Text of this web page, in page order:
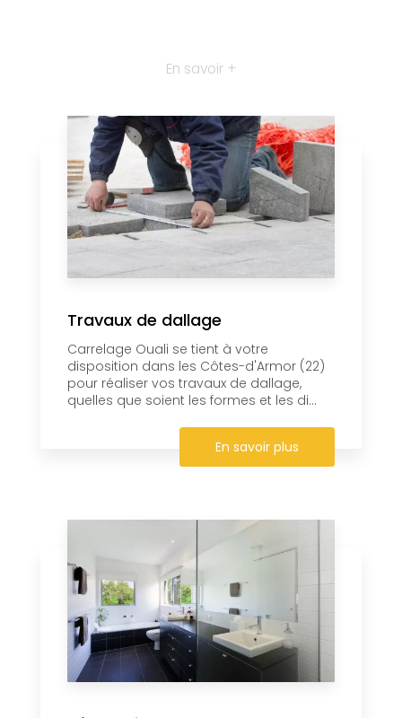
En savoir +
Travaux de dallage
Carrelage Ouali se tient à votre
disposition dans les Côtes-d'Armor (22)
pour réaliser vos travaux de dallage,
quelles que soient les formes et les di...
En savoir plus